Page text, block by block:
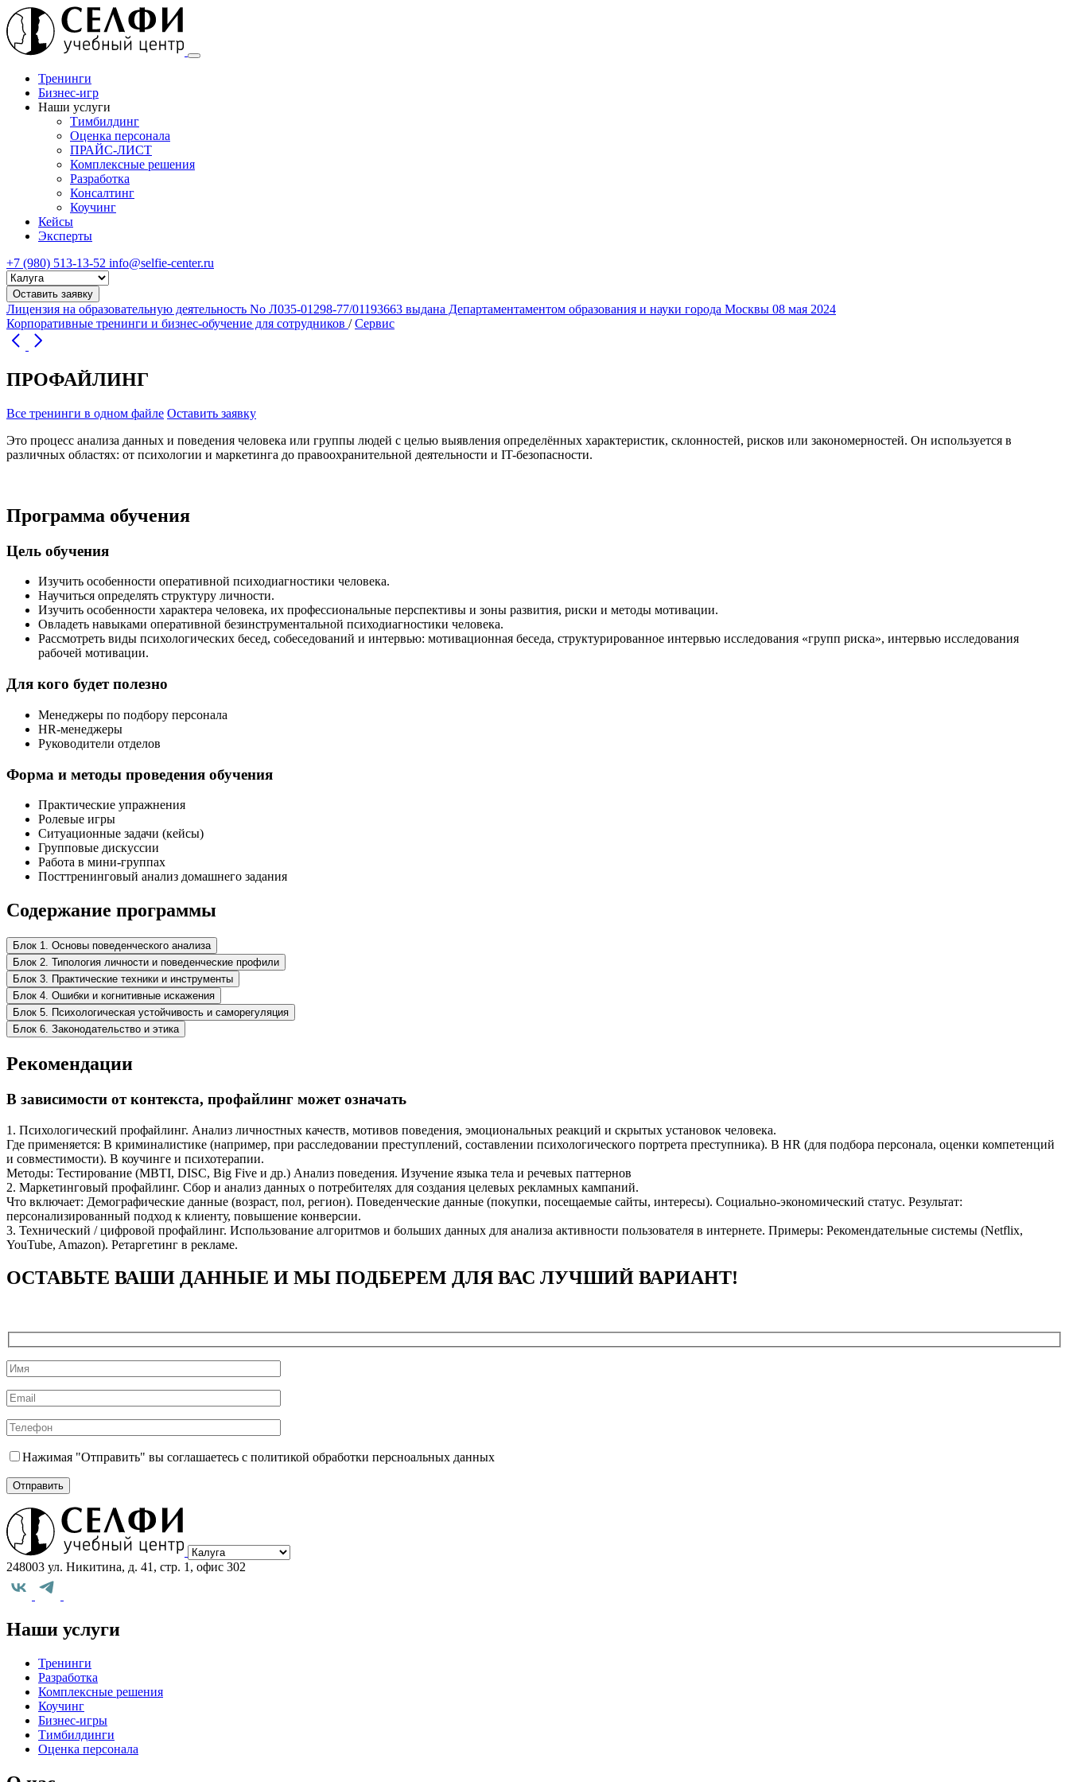
Тренинги
Бизнес-игр
Наши услуги
Тимбилдинг
Оценка персонала
ПРАЙС-ЛИСТ
Комплексные решения
Разработка
Консалтинг
Коучинг
Кейсы
Эксперты
+7 (980) 513-13-52 info@selfie-center.ru
Выберите
город
Оставить заявку
Лицензия на образовательную деятельность No Л035-01298-77/01193663 выдана Департаментаментом образования и науки города Москвы 08 мая 2024
Корпоративные тренинги и бизнес-обучение для сотрудников /Сервис
ПРОФАЙЛИНГ
Все тренинги в одном файле Оставить заявку
Это процесс анализа данных и поведения человека или группы людей с целью выявления определённых характеристик, склонностей, рисков или закономерностей. Он используется в
различных областях: от психологии и маркетинга до правоохранительной деятельности и IT-безопасности.
Программа обучения
Цель обучения
Изучить особенности оперативной психодиагностики человека.
Научиться определять структуру личности.
Изучить особенности характера человека, их профессиональные перспективы и зоны развития, риски и методы мотивации.
Овладеть навыками оперативной безинструментальной психодиагностики человека.
Рассмотреть виды психологических бесед, собеседований и интервью: мотивационная беседа, структурированное интервью исследования «групп риска», интервью исследования
рабочей мотивации.
Для кого будет полезно
Менеджеры по подбору персонала
HR-менеджеры
Руководители отделов
Форма и методы проведения обучения
Практические упражнения
Ролевые игры
Ситуационные задачи (кейсы)
Групповые дискуссии
Работа в мини-группах
Посттренинговый анализ домашнего задания
Содержание программы
Блок 1. Основы поведенческого анализа
Блок 2. Типология личности и поведенческие профили
Блок 3. Практические техники и инструменты
Блок 4. Ошибки и когнитивные искажения
Блок 5. Психологическая устойчивость и саморегуляция
Блок 6. Законодательство и этика
Рекомендации
В зависимости от контекста, профайлинг может означать
1. Психологический профайлинг. Анализ личностных качеств, мотивов поведения, эмоциональных реакций и скрытых установок человека.
Где применяется: В криминалистике (например, при расследовании преступлений, составлении психологического портрета преступника). В HR (для подбора персонала, оценки компетенций
и совместимости). В коучинге и психотерапии.
Методы: Тестирование (MBTI, DISC, Big Five и др.) Анализ поведения. Изучение языка тела и речевых паттернов
2. Маркетинговый профайлинг. Сбор и анализ данных о потребителях для создания целевых рекламных кампаний.
Что включает: Демографические данные (возраст, пол, регион). Поведенческие данные (покупки, посещаемые сайты, интересы). Социально-экономический статус. Результат:
персонализированный подход к клиенту, повышение конверсии.
3. Технический / цифровой профайлинг. Использование алгоритмов и больших данных для анализа активности пользователя в интернете. Примеры: Рекомендательные системы (Netflix,
YouTube, Amazon). Ретаргетинг в рекламе.
ОСТАВЬТЕ ВАШИ ДАННЫЕ И МЫ ПОДБЕРЕМ ДЛЯ ВАС ЛУЧШИЙ ВАРИАНТ!
Нажимая "Отправить" вы соглашаетесь с политикой обработки персноальных данных
248003 ул. Никитина, д. 41, стр. 1, офис 302
Наши услуги
Тренинги
Разработка
Комплексные решения
Коучинг
Бизнес-игры
Тимбилдинги
Оценка персонала